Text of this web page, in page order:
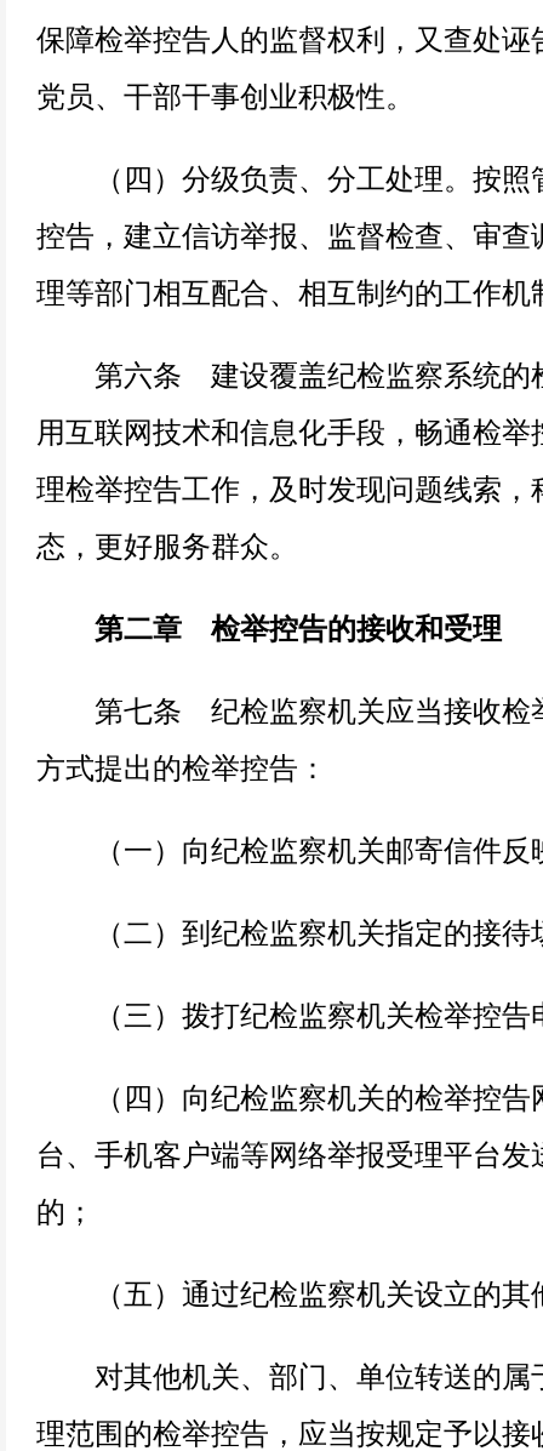
保障检举控告人的监督权利，又查处诬
党员、干部干事创业积极性。
（四）分级负责、分工处理。按照
控告，建立信访举报、监督检查、审查
理等部门相互配合、相互制约的工作机
第六条 建设覆盖纪检监察系统的
用互联网技术和信息化手段，畅通检举
理检举控告工作，及时发现问题线索，
态，更好服务群众。
第二章 检举控告的接收和受理
第七条 纪检监察机关应当接收检
方式提出的检举控告：
（一）向纪检监察机关邮寄信件反
（二）到纪检监察机关指定的接待
（三）拨打纪检监察机关检举控告
（四）向纪检监察机关的检举控告
台、手机客户端等网络举报受理平台发
的；
（五）通过纪检监察机关设立的其
对其他机关、部门、单位转送的属
理范围的检举控告，应当按规定予以接